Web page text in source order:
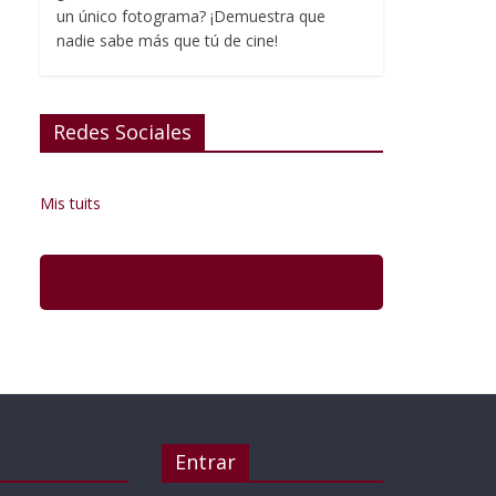
un único fotograma? ¡Demuestra que
nadie sabe más que tú de cine!
Redes Sociales
Mis tuits
Entrar